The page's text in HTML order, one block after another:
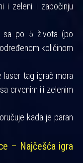
i zeleni i započinju
sa po 5 života (po
količinom
laser tag igrač mora
crvenim ili zelenim
kada je paran
– Najčešća igra